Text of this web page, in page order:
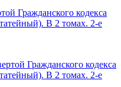
Гражданского кодекса
В 2 томах. 2-е